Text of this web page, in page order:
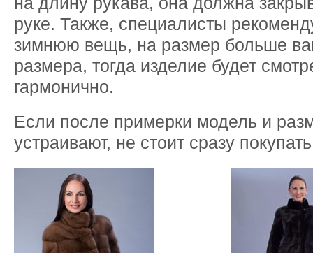
руке. Также, специалисты
зимнюю вещь, на размер больше
размера, тогда изделие будет
гармонично.
Если после примерки модель и
устраивают, не стоит сразу